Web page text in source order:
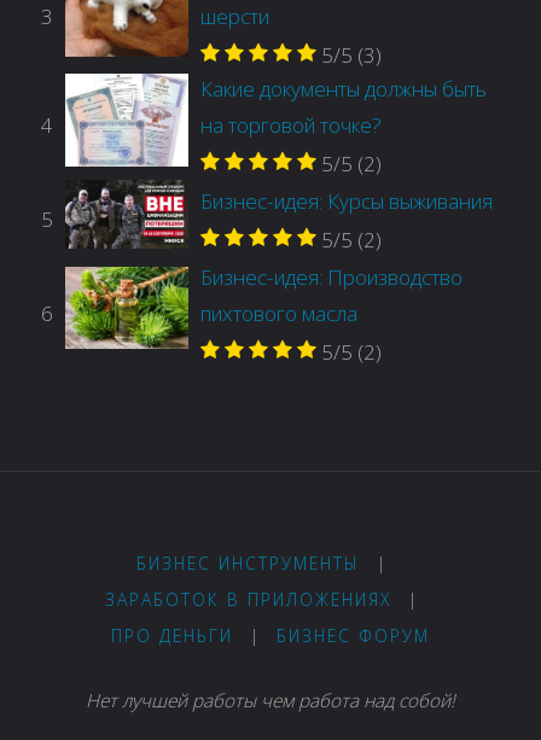
3
шерсти
5/5 (3)
4
Какие документы должны быть
на торговой точке?
5/5 (2)
5
Бизнес-идея: Курсы выживания
5/5 (2)
6
Бизнес-идея: Производство
пихтового масла
5/5 (2)
БИЗНЕС ИНСТРУМЕНТЫ
|
ЗАРАБОТОК В ПРИЛОЖЕНИЯХ
|
ПРО ДЕНЬГИ
| БИЗНЕС ФОРУМ
Нет лучшей работы чем работа над собой!